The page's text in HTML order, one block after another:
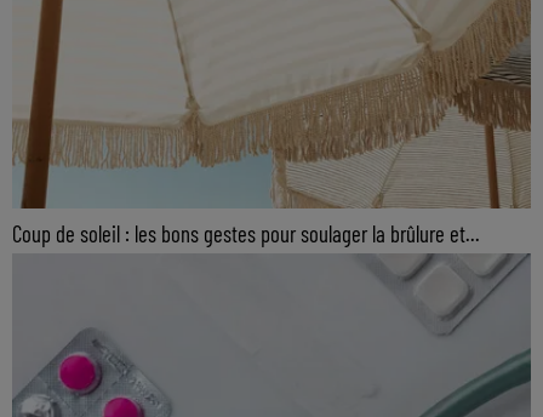
Coup de soleil : les bons gestes pour soulager la brûlure et...